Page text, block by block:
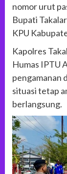
nomor urut
Bupati
KPU
Kapolres
Humas IPTU
pengamanan
situasi tetap
berlangsung.